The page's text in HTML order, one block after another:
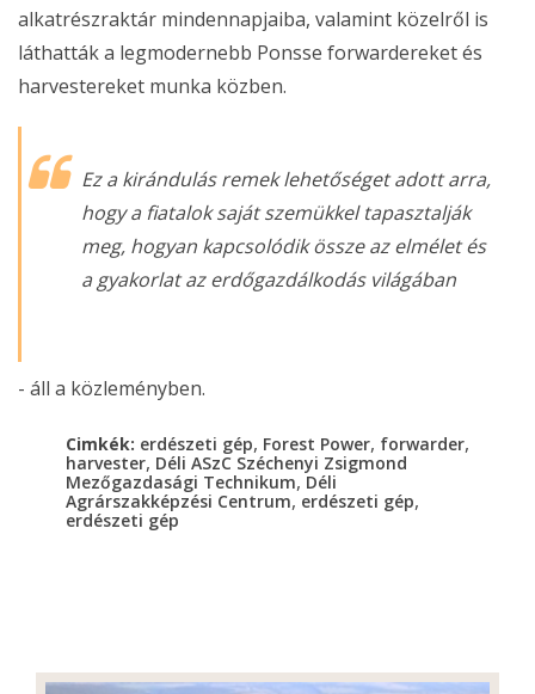
alkatrészraktár mindennapjaiba, valamint közelről is
láthatták a legmodernebb Ponsse forwardereket és
harvestereket munka közben.
Ez a kirándulás remek lehetőséget adott arra,
hogy a fiatalok saját szemükkel tapasztalják
meg, hogyan kapcsolódik össze az elmélet és
a gyakorlat az erdőgazdálkodás világában
- áll a közleményben.
Cimkék: erdészeti gép, Forest Power, forwarder,
harvester, Déli ASzC Széchenyi Zsigmond
Mezőgazdasági Technikum,Déli
Agrárszakképzési Centrum, erdészeti gép,
erdészeti gép